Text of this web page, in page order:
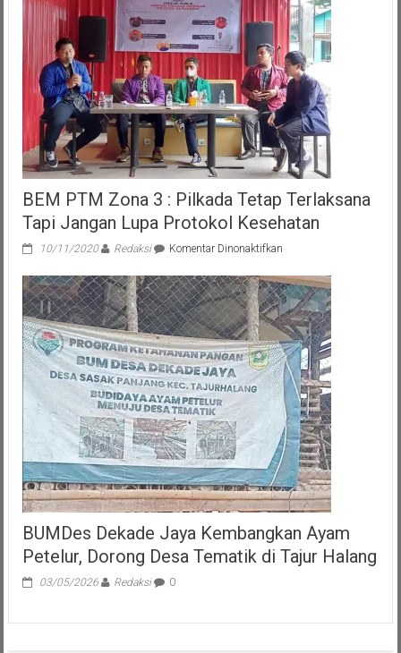
Tolak
Seluruh
Gugatan
Uji
Materiil
UU
Pers
BEM PTM Zona 3 : Pilkada Tetap Terlaksana
Tapi Jangan Lupa Protokol Kesehatan
10/11/2020 Redaksi Komentar Dinonaktifkanpada
PTM
Zona
3
:
Pilkada
Tetap
Terlaksana
Tapi
Jangan
Lupa
Protokol
Kesehatan
BUMDes Dekade Jaya Kembangkan Ayam
Petelur, Dorong Desa Tematik di Tajur Halang
03/05/2026 Redaksi 0